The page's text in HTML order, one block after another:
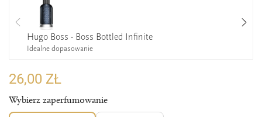
Hugo Boss - Boss Bottled Infinite
Idealne dopasowanie
26,00 ZŁ
Wybierz zaperfumowanie